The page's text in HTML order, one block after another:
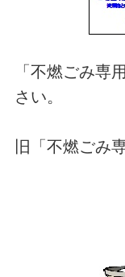
「不燃ごみ専
さい。
旧「不燃ごみ